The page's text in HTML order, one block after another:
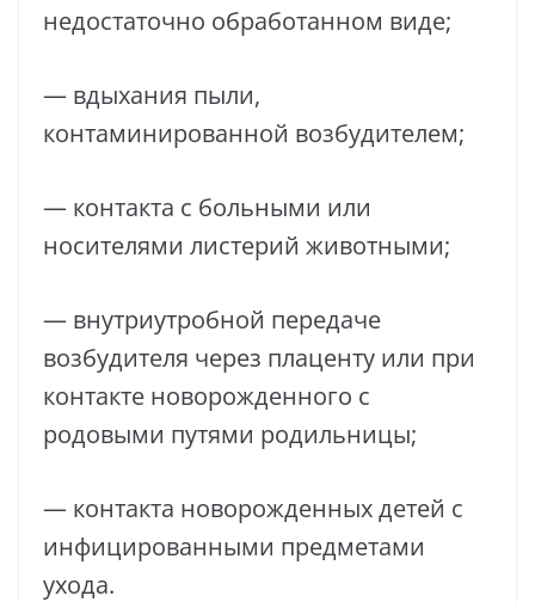
недостаточно обработанном виде;
— вдыхания пыли,
контаминированной возбудителем;
— контакта с больными или
носителями листерий животными;
— внутриутробной передаче
возбудителя через плаценту или при
контакте новорожденного с
родовыми путями родильницы;
— контакта новорожденных детей с
инфицированными предметами
ухода.